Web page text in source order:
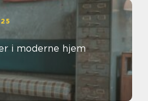
i moderne hjem